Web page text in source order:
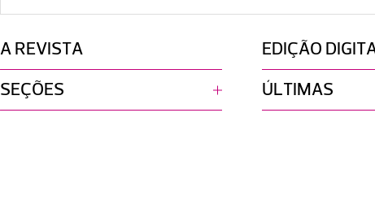
A REVISTA EDIÇÃO
SEÇÕES ÚLTIMAS